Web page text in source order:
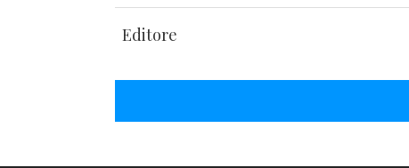
Editore